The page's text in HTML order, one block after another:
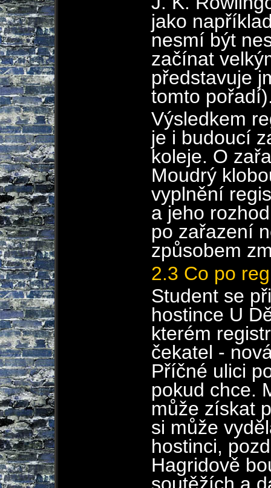
jako
nesmí být
začínat
představuje
tomto
Výsledkem
je i budoucí
koleje. O
Moudrý
vyplnění
a jeho
po zařazení
způsobem
2.3 Co po
Student se
hostince U
kterém
čekatel -
Příčné ulici
pokud chce.
může získat
si může
hostinci,
Hagridově